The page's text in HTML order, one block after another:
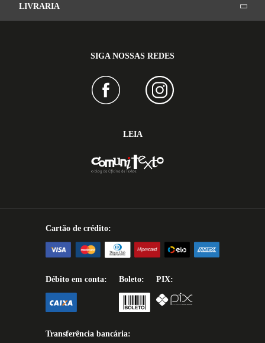
LIVRARIA
SIGA NOSSAS REDES
LEIA
Cartão de crédito:
Débito em conta: Boleto: PIX:
Transferência bancária: